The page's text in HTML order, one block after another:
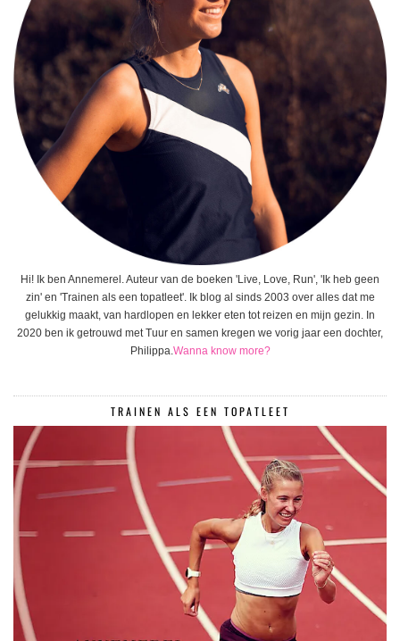
Hi! Ik ben Annemerel. Auteur van de boeken 'Live, Love, Run', 'Ik heb geen
zin' en 'Trainen als een topatleet'. Ik blog al sinds 2003 over alles dat me
gelukkig maakt, van hardlopen en lekker eten tot reizen en mijn gezin. In
2020 ben ik getrouwd met Tuur en samen kregen we vorig jaar een dochter,
Philippa.Wanna know more?
TRAINEN ALS EEN TOPATLEET